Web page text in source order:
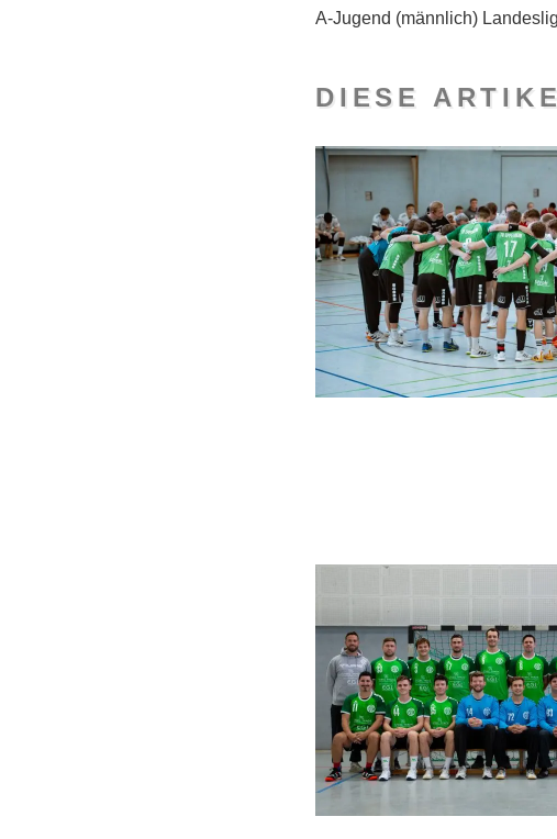
A-Jugend (männlich)
DIESE